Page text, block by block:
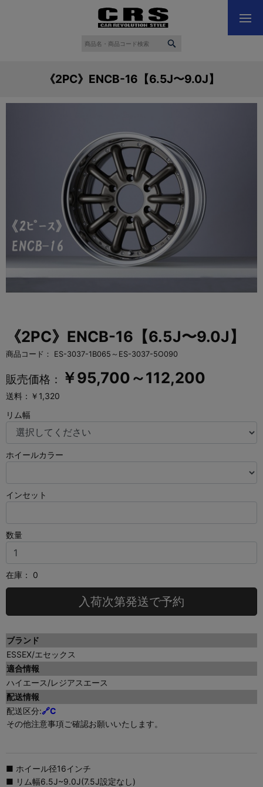
《2PC》ENCB-16【6.5J〜9.0J】
《2PC》ENCB-16【6.5J〜9.0J】
商品コード： ES-3037-1B065～ES-3037-5O090
販売価格： ￥95,700～112,200
送料：￥1,320
リム幅
ホイールカラー
インセット
数量
在庫： 0
入荷次第発送で予約
ブランド
ESSEX/エセックス
適合情報
ハイエース/レジアスエース
配送情報
配送区分:🔗C
その他注意事項ご確認お願いいたします。
■ ホイール径16インチ
■ リム幅6.5J~9.0J(7.5J設定なし)